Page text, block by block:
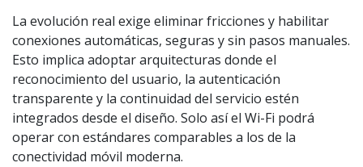
La evolución real exige eliminar fricciones y habilitar
conexiones automáticas, seguras y sin pasos manuales.
Esto implica adoptar arquitecturas donde el
reconocimiento del usuario, la autenticación
transparente y la continuidad del servicio estén
integrados desde el diseño. Solo así el Wi-Fi podrá
operar con estándares comparables a los de la
conectividad móvil moderna.